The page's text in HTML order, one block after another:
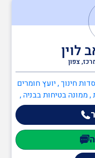
לוין
צפון
חינוך , יועץ חומרים
ממונה בטיחות בבניה ,
קרינה , ממונה
תיק שטח , תכנון
, ממונה בטיחות אש ,
, מהנדסים והנדסאים ,
חשמל , מהנדסי